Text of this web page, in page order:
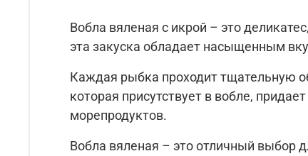
Вобла вяленая с икрой – это
эта закуска обладает насыщенным
Каждая рыбка проходит тщательную
которая присутствует в вобле,
морепродуктов.
Вобла вяленая – это отличный выбор